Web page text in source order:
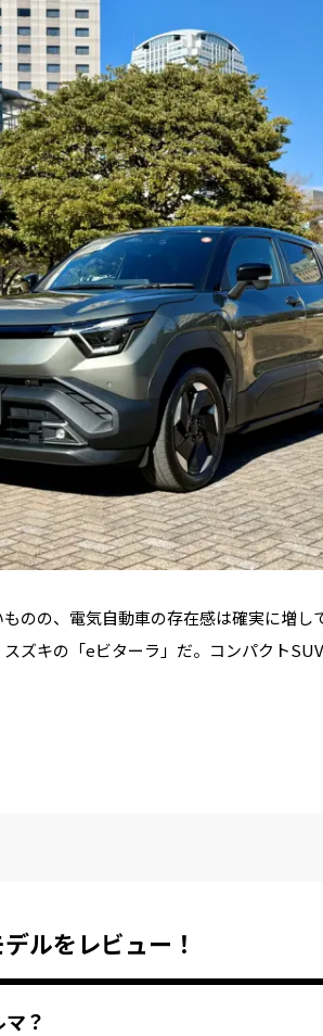
のの、電気自動車の存在感は確実に増し
ズキの「eビターラ」だ。コンパクトSUV
ルをレビュー！
？